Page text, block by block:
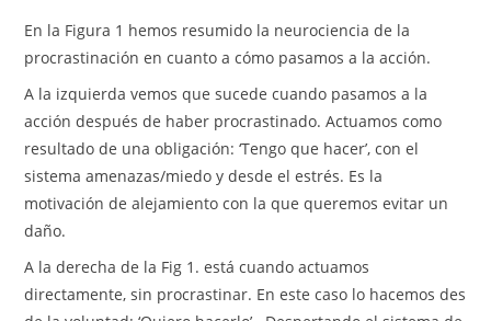
En la Figura 1 hemos resumido la neurociencia de la
procrastinación en cuanto a cómo pasamos a la acción.
A la izquierda vemos que sucede cuando pasamos a la
acción después de haber procrastinado. Actuamos como
resultado de una obligación: ‘Tengo que hacer’, con el
sistema amenazas/miedo y desde el estrés. Es la
motivación de alejamiento con la que queremos evitar un
daño.
A la derecha de la Fig 1. está cuando actuamos
directamente, sin procrastinar. En este caso lo hacemos des